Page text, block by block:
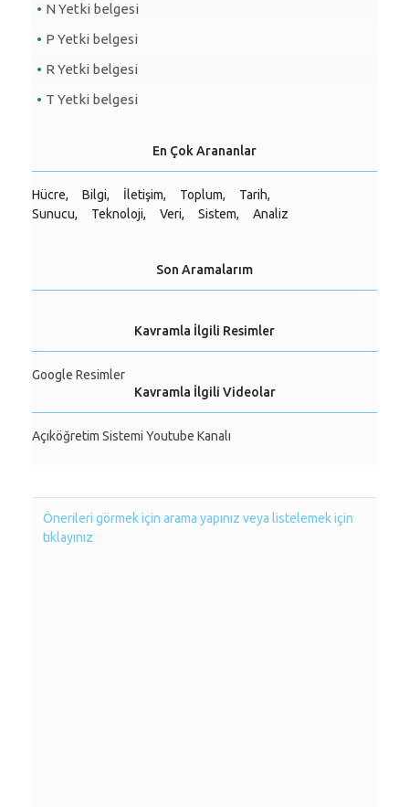
N Yetki belgesi
P Yetki belgesi
R Yetki belgesi
T Yetki belgesi
En Çok Arananlar
Hücre, Bilgi, İletişim, Toplum,
Tarih,
Sunucu,
Teknoloji, Veri, Sistem, Analiz
Son Aramalarım
Kavramla İlgili Resimler
Google Resimler
Kavramla İlgili Videolar
Açıköğretim Sistemi Youtube Kanalı
Önerileri görmek için arama yapınız veya listelemek için
tıklayınız